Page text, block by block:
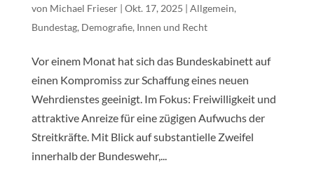
von Michael Frieser| Okt. 17, 2025 | Allgemein,
Bundestag, Demografie, Innen und Recht
Vor einem Monat hat sich das Bundeskabinett auf
einen Kompromiss zur Schaffung eines neuen
Wehrdienstes geeinigt. Im Fokus: Freiwilligkeit und
attraktive Anreize für eine zügigen Aufwuchs der
Streitkräfte. Mit Blick auf substantielle Zweifel
innerhalb der Bundeswehr,...